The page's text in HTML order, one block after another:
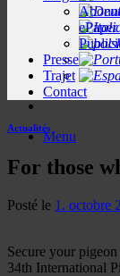
Menu
ePaper
Presse
Trajet
Contact
Actualités
For those
Posté le 1. octobre
Secure your
34th International